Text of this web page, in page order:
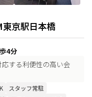
京駅日本橋
4分
する利便性の高い会
スタッフ常駐